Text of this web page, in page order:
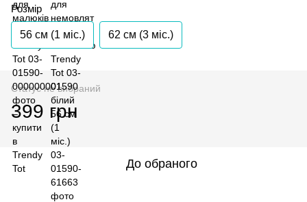
Розмір
56 см (1 мiс.) 62 см (3 мiс.)
Статус не вибраний
399 грн
До обраного